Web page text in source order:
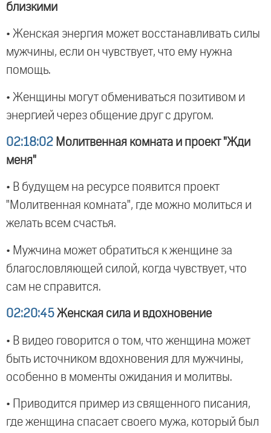
близкими
• Женская энергия может восстанавливать силы
мужчины, если он чувствует, что ему нужна
помощь.
• Женщины могут обмениваться позитивом и
энергией через общение друг с другом.
02:18:02 Молитвенная комната и проект "Жди
меня"
• В будущем на ресурсе появится проект
"Молитвенная комната", где можно молиться и
желать всем счастья.
• Мужчина может обратиться к женщине за
благословляющей силой, когда чувствует, что
сам не справится.
02:20:45 Женская сила и вдохновение
• В видео говорится о том, что женщина может
быть источником вдохновения для мужчины,
особенно в моменты ожидания и молитвы.
• Приводится пример из священного писания,
где женщина спасает своего мужа, который был